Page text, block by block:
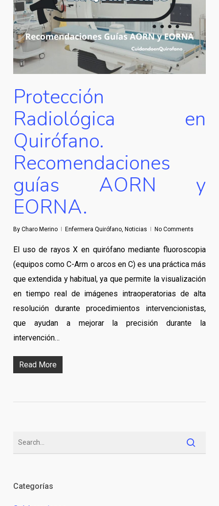
Protección
Radiológica en
Quirófano.
Recomendaciones
guías AORN y
EORNA.
By Charo Merino Enfermera Quirófano, Noticias No Comments
El uso de rayos X en quirófano mediante fluoroscopia
(equipos como C-Arm o arcos en C) es una práctica más
que extendida y habitual, ya que permite la visualización
en tiempo real de imágenes intraoperatorias de alta
resolución durante procedimientos intervencionistas,
que ayudan a mejorar la precisión durante la
intervención…
Read More
Categorías